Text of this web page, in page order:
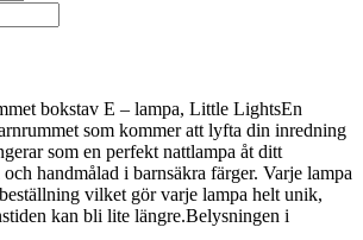
bokstav E – lampa, Little LightsEn
som kommer att lyfta din inredning
som en perfekt nattlampa åt ditt
handmålad i barnsäkra färger. Varje lampa
vilket gör varje lampa helt unik,
kan bli lite längre.Belysningen i